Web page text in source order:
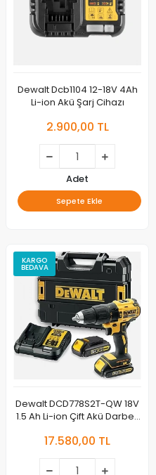
Dewalt Dcb1104 12-18V 4Ah
Li-ion Akü Şarj Cihazı
2.900,00 TL
Adet
Sepete Ekle
KARGO
BEDAVA
Dewalt DCD778S2T-QW 18V
1.5 Ah Li-ion Çift Akü Darbeli
17.580,00 TL